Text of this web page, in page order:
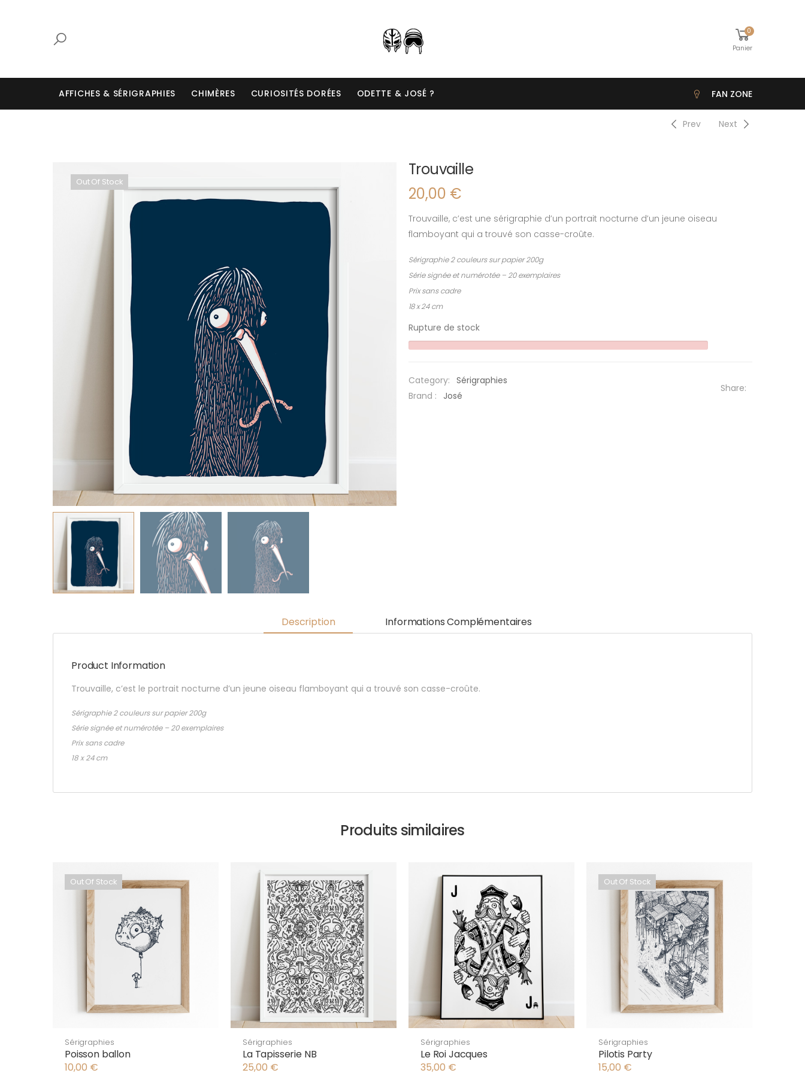
0
Panier
AFFICHES & SÉRIGRAPHIES CHIMÈRES CURIOSITÉS DORÉES ODETTE & JOSÉ ? FAN ZONE
Prev Next
Out Of Stock
Trouvaille
20,00 €
Trouvaille, c’est une sérigraphie d’un portrait nocturne d’un jeune oiseau
flamboyant qui a trouvé son casse-croûte.
Sérigraphie 2 couleurs sur papier 200g
Série signée et numérotée – 20 exemplaires
Prix sans cadre
18 x 24 cm
Rupture de stock
Category: Sérigraphies
Brand :
José
Share:
Description Informations Complémentaires
Product Information
Trouvaille, c’est le portrait nocturne d’un jeune oiseau flamboyant qui a trouvé son casse-croûte.
Sérigraphie 2 couleurs sur papier 200g
Série signée et numérotée – 20 exemplaires
Prix sans cadre
18 x 24 cm
Produits similaires
Out Of Stock
Sérigraphies
Poisson ballon
10,00 €
Sérigraphies
La Tapisserie NB
25,00 €
Sérigraphies
Le Roi Jacques
35,00 €
Out Of Stock
Sérigraphies
Pilotis Party
15,00 €